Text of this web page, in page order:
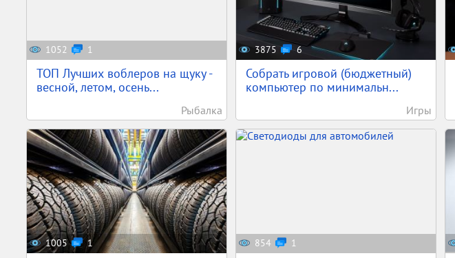
1052 1
ТОП Лучших воблеров на щуку -
весной, летом, осень...
Рыбалка
3875 6
Собрать игровой (бюджетный)
компьютер по минимальн...
Игры
1005 1 854 1